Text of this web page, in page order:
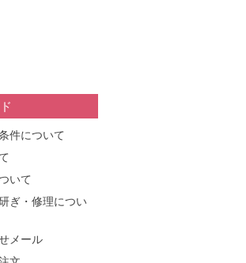
件について
いて
ぎ・修理につい
メール